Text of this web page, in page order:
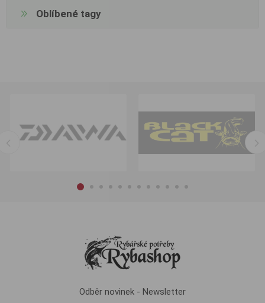
Oblíbené tagy
Odběr novinek - Newsletter